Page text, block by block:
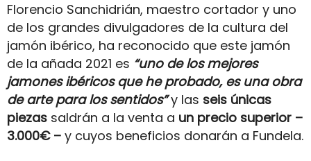
Florencio Sanchidrián, maestro cortador y uno
de los grandes divulgadores de la cultura del
jamón ibérico, ha reconocido que este jamón
de la añada 2021 es “uno de los mejores
jamones ibéricos que he probado, es una obra
de arte para los sentidos”y las seis únicas
piezas saldrán a la venta a un precio superior –
3.000€ – y cuyos beneficios donarán a Fundela.